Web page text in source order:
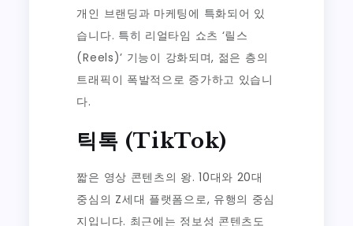
개인 브랜딩과 마케팅에 특화되어 있
습니다. 특히 리얼타임 쇼츠 ‘릴스
(Reels)’ 기능이 강화되며, 젊은 층의
트래픽이 폭발적으로 증가하고 있습니
다.
틱톡 (TikTok)
짧은 영상 콘텐츠의 왕. 10대와 20대
중심의 Z세대 플랫폼으로, 유행의 중심
지입니다. 최근에는 정보성 콘텐츠도